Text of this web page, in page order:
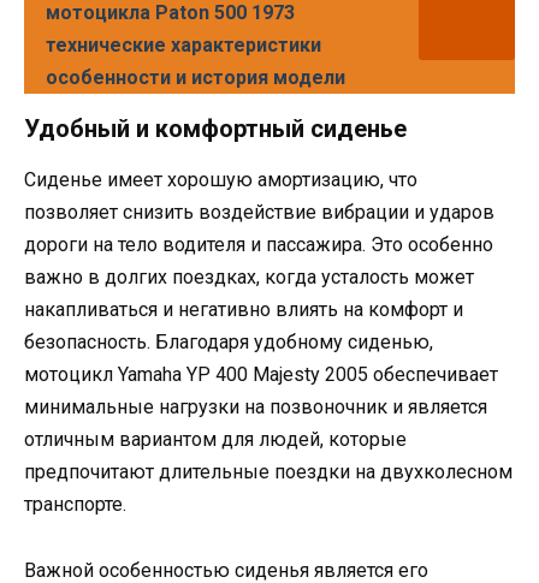
мотоцикла Paton 500 1973
технические характеристики
особенности и история модели
Удобный и комфортный сиденье
Сиденье имеет хорошую амортизацию, что
позволяет снизить воздействие вибрации и ударов
дороги на тело водителя и пассажира. Это особенно
важно в долгих поездках, когда усталость может
накапливаться и негативно влиять на комфорт и
безопасность. Благодаря удобному сиденью,
мотоцикл Yamaha YP 400 Majesty 2005 обеспечивает
минимальные нагрузки на позвоночник и является
отличным вариантом для людей, которые
предпочитают длительные поездки на двухколесном
транспорте.
Важной особенностью сиденья является его